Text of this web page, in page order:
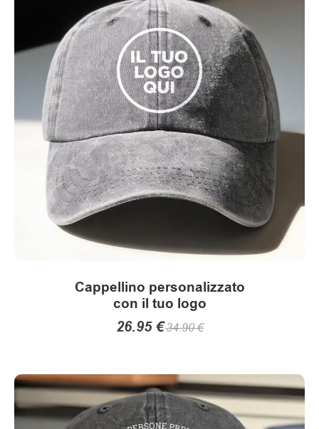
più
varianti.
Le
opzioni
possono
essere
scelte
nella
pagina
del
prodotto
Cappellino personalizzato
con il tuo logo
26.95€34.90€
prodotto
ha
più